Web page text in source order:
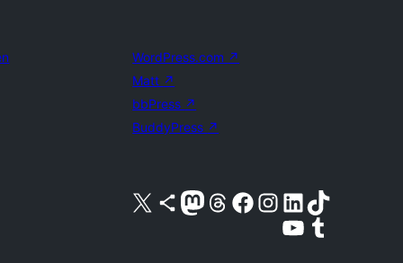
WordPress.com ↗
Matt ↗
bbPress ↗
BuddyPress ↗
Bezoek ons X (voorheen Twitter) account
Bezoek ons Bluesky account
Bezoek ons Mastodon account
Bezoek ons Threads account
Onze Facebook pagina bezoeken
Bezoek ons Instagram account
Bezoek ons LinkedIn account
Bezoek ons TikTok account
Bezoek ons YouTube kanaalBezoek ons Tumblr account